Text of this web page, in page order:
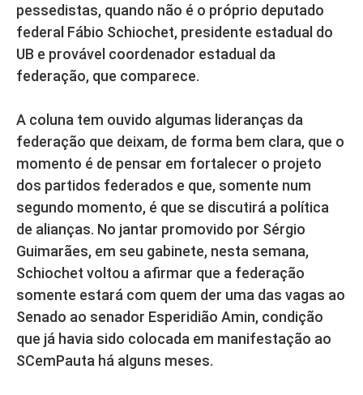
pessedistas, quando não é o próprio deputado
federal Fábio Schiochet, presidente estadual do
UB e provável coordenador estadual da
federação, que comparece.
A coluna tem ouvido algumas lideranças da
federação que deixam, de forma bem clara, que o
momento é de pensar em fortalecer o projeto
dos partidos federados e que, somente num
segundo momento, é que se discutirá a política
de alianças. No jantar promovido por Sérgio
Guimarães, em seu gabinete, nesta semana,
Schiochet voltou a afirmar que a federação
somente estará com quem der uma das vagas ao
Senado ao senador Esperidião Amin, condição
que já havia sido colocada em manifestação ao
SCemPauta há alguns meses.